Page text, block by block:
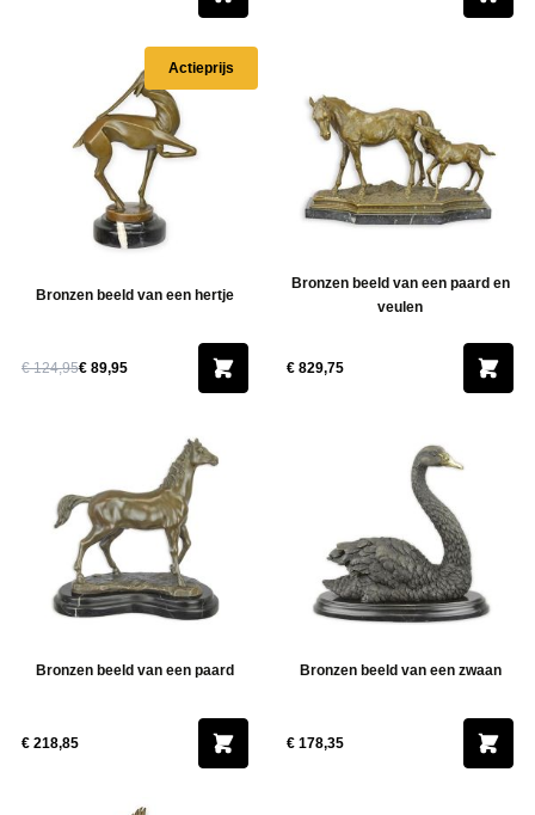
Actieprijs
Bronzen beeld van een hertje
€ 124,95€ 89,95
Bronzen beeld van een paard en
veulen
€ 829,75
Bronzen beeld van een paard
€ 218,85
Bronzen beeld van een zwaan
€ 178,35